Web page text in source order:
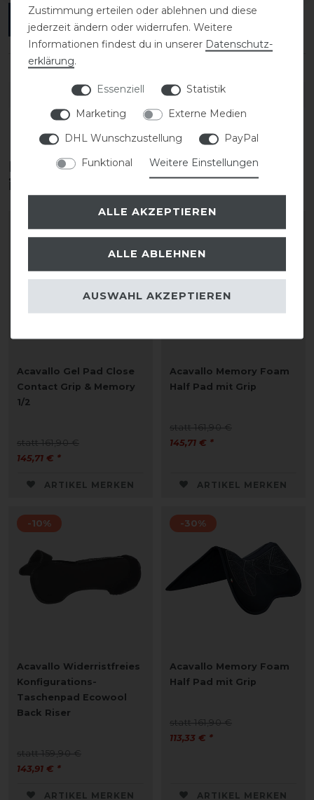
ANMELDEN
DETAILS ZUR PRODUKTSICHERHEIT
Diese Produkte könnten dich auch
interessieren
-10%
Acavallo Gel Pad Close
Contact Grip & Memory
1/2
statt 161,90 €
145,71 € *
ARTIKEL MERKEN
-10%
Acavallo Memory Foam
Half Pad mit Grip
statt 161,90 €
145,71 € *
ARTIKEL MERKEN
-10%
Acavallo Widerristfreies
Konfigurations-
Taschenpad Ecowool
Back Riser
statt 159,90 €
143,91 € *
ARTIKEL MERKEN
-30%
Acavallo Memory Foam
Half Pad mit Grip
statt 161,90 €
113,33 € *
ARTIKEL MERKEN
Zustimmung erteilen oder ablehnen und diese
jederzeit ändern oder widerrufen. Weitere
Informationen findest du in unserer Daten­schutz­
erklärung.
Essenziell
Statistik
Marketing
Externe Medien
DHL Wunschzustellung
PayPal
Funktional
Weitere Einstellungen
ALLE AKZEPTIEREN
ALLE ABLEHNEN
AUSWAHL AKZEPTIEREN